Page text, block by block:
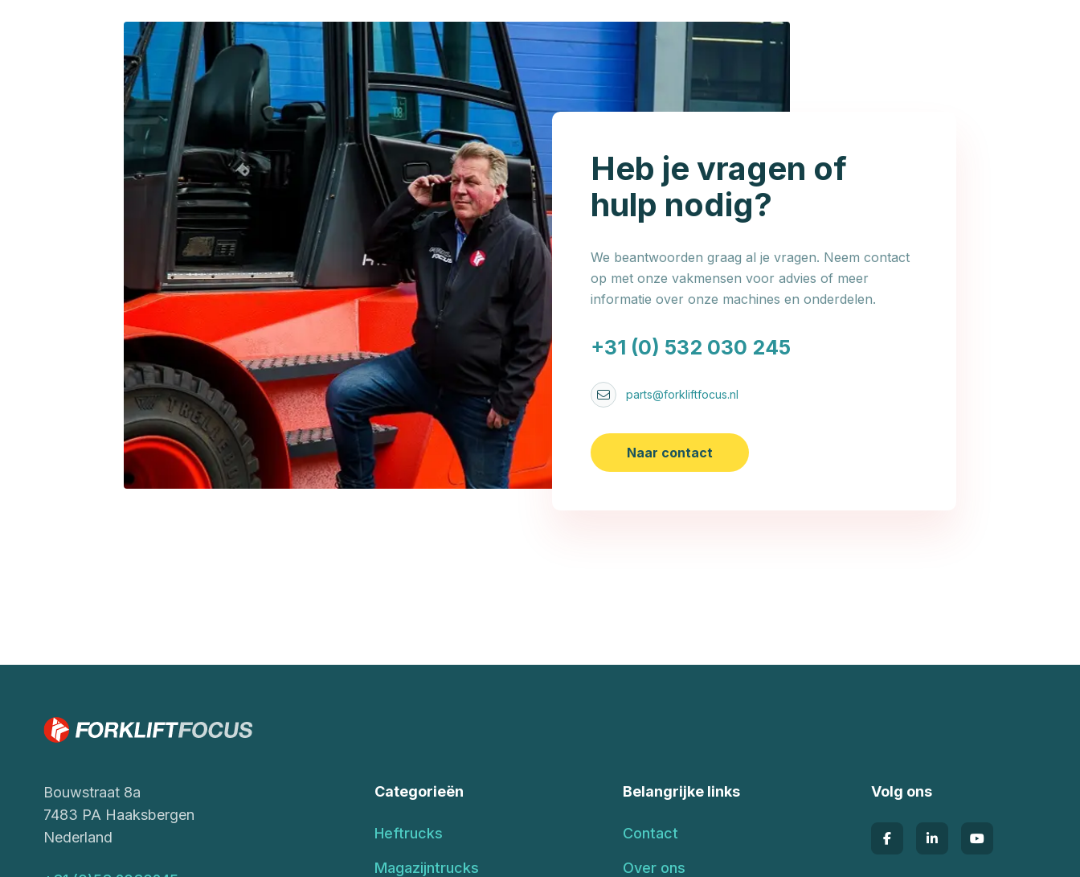
Heb je vragen of
hulp nodig?
We beantwoorden graag al je vragen. Neem contact
op met onze vakmensen voor advies of meer
informatie over onze machines en onderdelen.
+31 (0) 532 030 245
parts@forkliftfocus.nl
Naar contact
Bouwstraat 8a
7483 PA Haaksbergen
Nederland
Categorieën
Heftrucks
Magazijntrucks
Belangrijke links
Contact
Over ons
Volg ons